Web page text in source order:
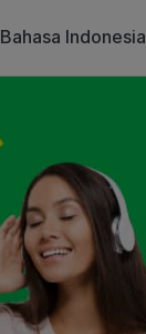
Bahasa Indonesia